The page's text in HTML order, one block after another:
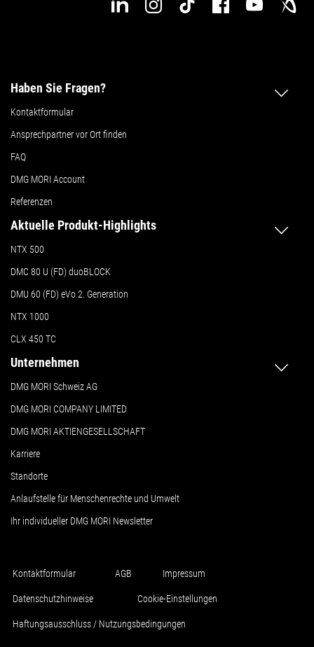
Haben Sie Fragen?
Kontaktformular
Ansprechpartner vor Ort finden
FAQ
DMG MORI Account
Referenzen
Aktuelle Produkt-Highlights
NTX 500
DMC 80 U (FD) duoBLOCK
DMU 60 (FD) eVo 2. Generation
NTX 1000
CLX 450 TC
Unternehmen
DMG MORI Schweiz AG
DMG MORI COMPANY LIMITED
DMG MORI AKTIENGESELLSCHAFT
Karriere
Standorte
Anlaufstelle für Menschenrechte und Umwelt
Ihr individueller DMG MORI Newsletter
Kontaktformular AGB Impressum
Datenschutzhinweise Cookie-Einstellungen
Haftungsausschluss / Nutzungsbedingungen